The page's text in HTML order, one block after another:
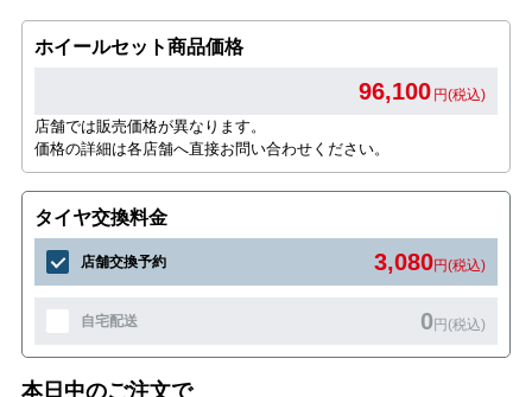
ホイールセット商品価格
96,100 円(税込)
店舗では販売価格が異なります。
価格の詳細は各店舗へ直接お問い合わせください。
タイヤ交換料金
店舗交換予約 3,080円(税込)
自宅配送 0円(税込)
本日中のご注文で